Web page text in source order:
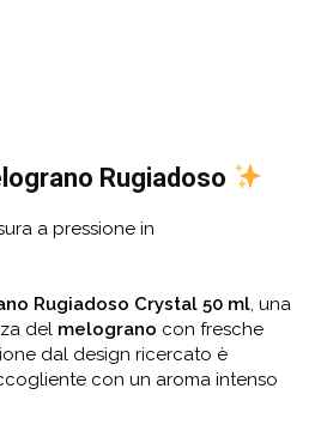
Rugiadoso
a pressione in
Rugiadoso Crystal 50 ml, una
del melograno con fresche
dal design ricercato è
con un aroma intenso